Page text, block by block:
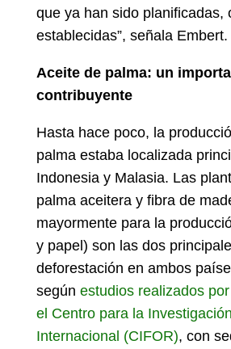
que ya han sido planificadas,
establecidas”, señala Embert.
Aceite de palma: un
contribuyente
Hasta hace poco, la
palma estaba localizada
Indonesia y Malasia. Las
palma aceitera y fibra de
mayormente para la
y papel) son las dos
deforestación en ambos
según estudios realizados
el Centro para la
Internacional (CIFOR), con